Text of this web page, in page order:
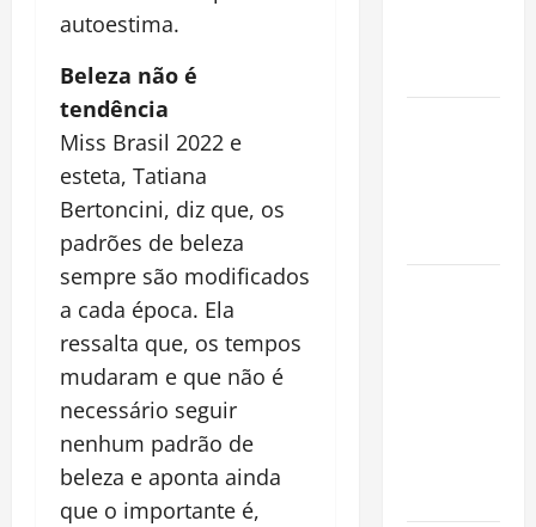
autoestima.
Beleza não é
tendência
Miss Brasil 2022 e
esteta, Tatiana
Bertoncini, diz que, os
padrões de beleza
sempre são modificados
a cada época. Ela
ressalta que, os tempos
mudaram e que não é
necessário seguir
nenhum padrão de
beleza e aponta ainda
que o importante é,